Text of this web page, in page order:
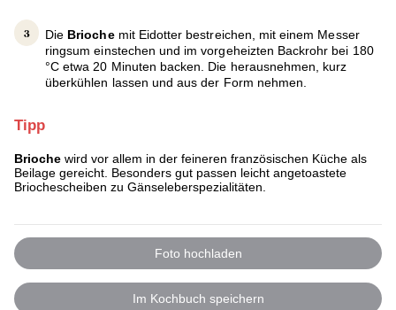
Die Brioche mit Eidotter bestreichen, mit einem Messer
ringsum einstechen und im vorgeheizten Backrohr bei 180
°C etwa 20 Minuten backen. Die herausnehmen, kurz
überkühlen lassen und aus der Form nehmen.
Tipp
Brioche wird vor allem in der feineren französischen Küche als
Beilage gereicht. Besonders gut passen leicht angetoastete
Briochescheiben zu Gänseleberspezialitäten.
Foto hochladen
Im Kochbuch speichern